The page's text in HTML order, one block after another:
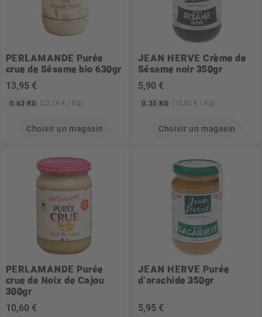
PERLAMANDE Purée
crue de Sésame bio 630gr
13,95 €
0.63 KG (22,14 € / Kg)
Choisir un magasin
JEAN HERVE Crème de
Sésame noir 350gr
5,90 €
0.35 KG (16,86 € / Kg)
Choisir un magasin
PERLAMANDE Purée
crue de Noix de Cajou
300gr
10,60 €
JEAN HERVE Purée
d'arachide 350gr
5,95 €